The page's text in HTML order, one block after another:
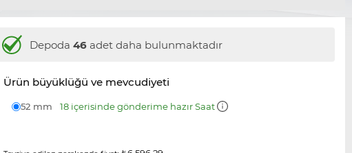
Depoda46 adet daha bulunmaktadır
Ürün büyüklüğü ve mevcudiyeti
52 mm 18 içerisinde gönderime hazır Saat